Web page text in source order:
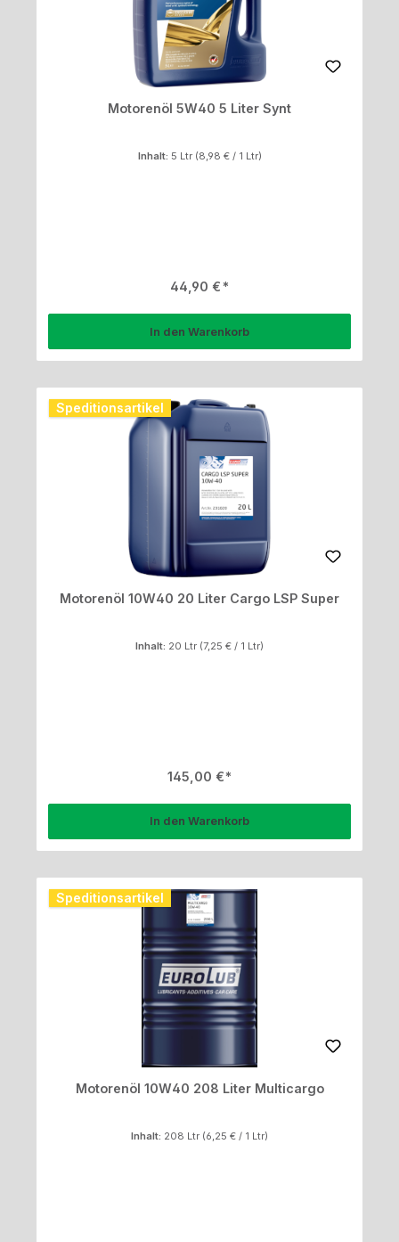
Motorenöl 5W40 5 Liter Synt
Inhalt: 5 Ltr (8,98 € / 1 Ltr)
Regulärer Preis:
44,90 €
In den Warenkorb
Speditionsartikel
Motorenöl 10W40 20 Liter Cargo LSP Super
Inhalt: 20 Ltr (7,25 € / 1 Ltr)
Regulärer Preis:
145,00 €
In den Warenkorb
Speditionsartikel
Motorenöl 10W40 208 Liter Multicargo
Inhalt: 208 Ltr (6,25 € / 1 Ltr)